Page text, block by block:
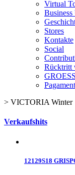
Virtual
Business
Stores
Kontakte
Social
Rücktritt
> VICTORIA Winter
Verkaufshits
12129S18